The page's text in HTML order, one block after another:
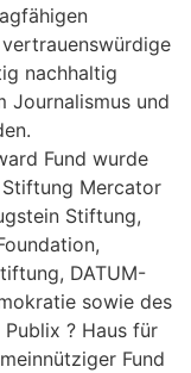
nachhaltig
Journalismus und
Fund wurde
Mercator
Stiftung,
DATUM-
sowie des
? Haus für
Fund